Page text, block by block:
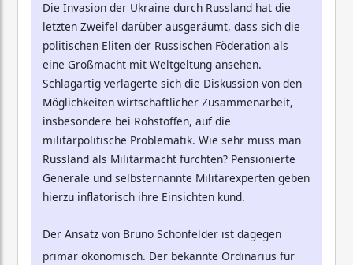
Die Invasion der Ukraine durch Russland hat die
letzten Zweifel darüber ausgeräumt, dass sich die
politischen Eliten der Russischen Föderation als
eine Großmacht mit Weltgeltung ansehen.
Schlagartig verlagerte sich die Diskussion von den
Möglichkeiten wirtschaftlicher Zusammenarbeit,
insbesondere bei Rohstoffen, auf die
militärpolitische Problematik. Wie sehr muss man
Russland als Militärmacht fürchten? Pensionierte
Generäle und selbsternannte Militärexperten geben
hierzu inflatorisch ihre Einsichten kund.
Der Ansatz von Bruno Schönfelder ist dagegen
primär ökonomisch. Der bekannte Ordinarius für